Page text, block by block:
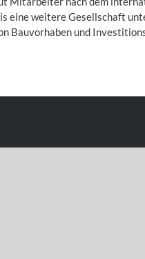
weitere Gesellschaft
Bauvorhaben und